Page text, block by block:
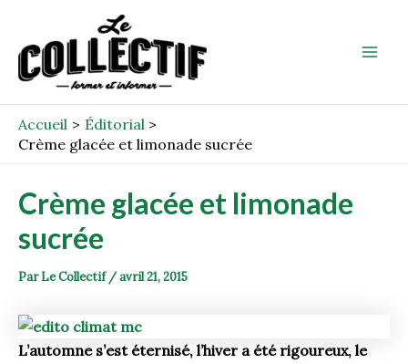
contenu
Accueil
Éditorial
Crème glacée et limonade sucrée
Crème glacée et limonade
sucrée
ParLe Collectif /avril 21, 2015
L’automne s’est éternisé, l’hiver a été rigoureux, le
navigation